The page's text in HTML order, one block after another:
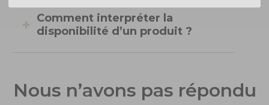
Comment interpréter la
disponibilité d’un produit ?
Nous n’avons pas répondu